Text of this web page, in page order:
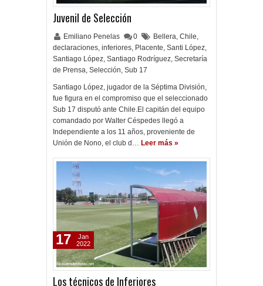
Juvenil de Selección
Emiliano Penelas 0 Bellera, Chile,
declaraciones, inferiores, Placente, Santi López,
Santiago López, Santiago Rodríguez, Secretaría
de Prensa, Selección, Sub 17
Santiago López, jugador de la Séptima División,
fue figura en el compromiso que el seleccionado
Sub 17 disputó ante Chile.El capitán del equipo
comandado por Walter Céspedes llegó a
Independiente a los 11 años, proveniente de
Unión de Nono, el club d… Leer más »
Los técnicos de Inferiores
17
Jan
2022